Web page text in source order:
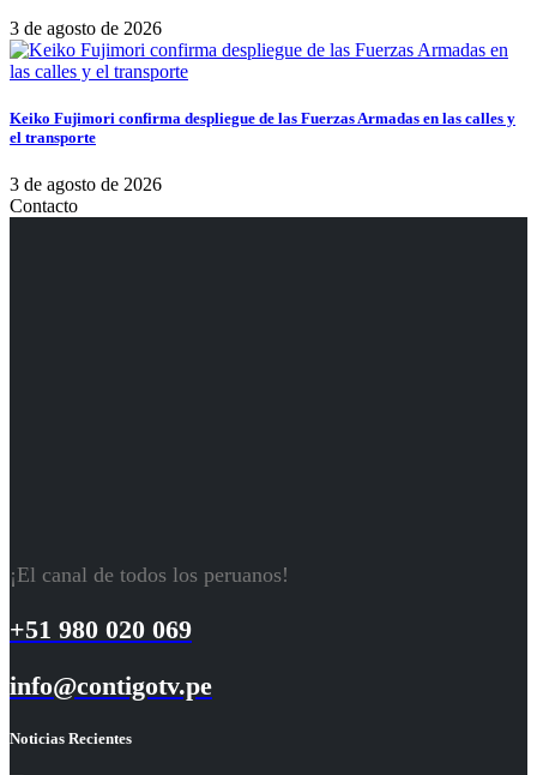
3 de agosto de 2026
Keiko Fujimori confirma despliegue de las Fuerzas Armadas en las calles y
el transporte
3 de agosto de 2026
Contacto
¡El canal de todos los peruanos!
+51 980 020 069
info@contigotv.pe
Noticias Recientes